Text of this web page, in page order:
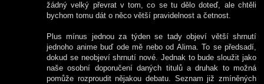
žádný velký převrat v tom, co se tu dělo doteď, ale chtěli
bychom tomu dát o něco větší pravidelnost a četnost.
Plus mínus jednou za týden se tady objeví větší shrnutí
jednoho anime buď ode mě nebo od Alima. To se předsadí,
dokud se neobjeví shrnutí nové. Jednak to bude sloužit jako
naše osobní doporučení daných titulů a druhak to možná
pomůže rozproudit nějakou debatu. Seznam již zmíněných